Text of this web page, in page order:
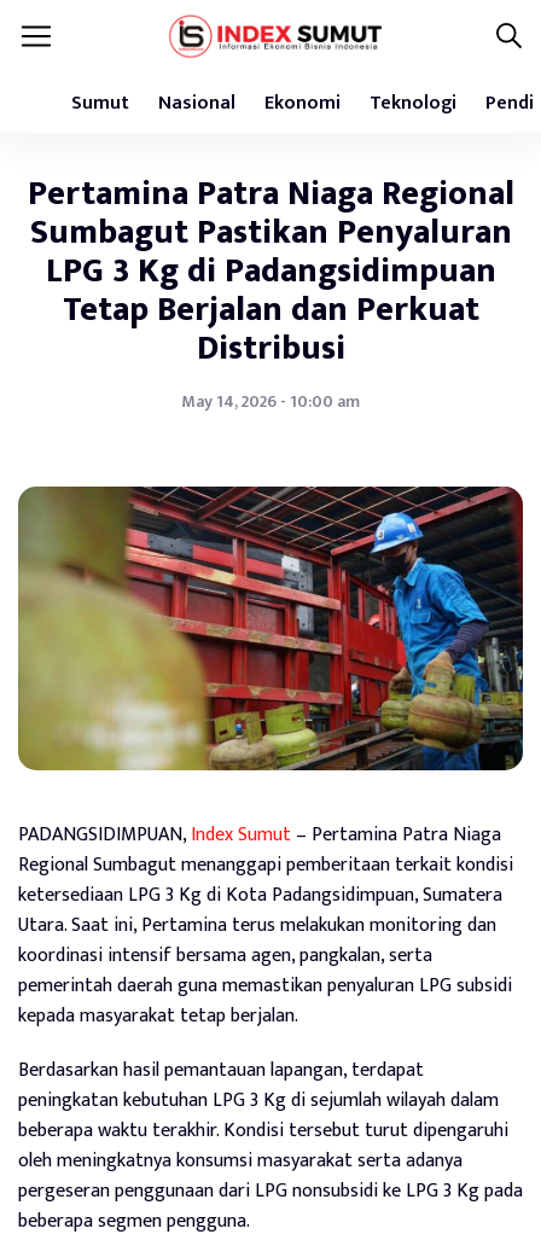
Sumut Nasional Ekonomi Teknologi
Pertamina Patra Niaga Regional
Sumbagut Pastikan Penyaluran
LPG 3 Kg di Padangsidimpuan
Tetap Berjalan dan Perkuat
Distribusi
May 14, 2026 - 10:00 am
PADANGSIDIMPUAN,Index Sumut– Pertamina Patra Niaga
Regional Sumbagut menanggapi pemberitaan terkait kondisi
ketersediaan LPG 3 Kg di Kota Padangsidimpuan, Sumatera
Utara. Saat ini, Pertamina terus melakukan monitoring dan
koordinasi intensif bersama agen, pangkalan, serta
pemerintah daerah guna memastikan penyaluran LPG subsidi
kepada masyarakat tetap berjalan.
Berdasarkan hasil pemantauan lapangan, terdapat
peningkatan kebutuhan LPG 3 Kg di sejumlah wilayah dalam
beberapa waktu terakhir. Kondisi tersebut turut dipengaruhi
oleh meningkatnya konsumsi masyarakat serta adanya
pergeseran penggunaan dari LPG nonsubsidi ke LPG 3 Kg pada
beberapa segmen pengguna.